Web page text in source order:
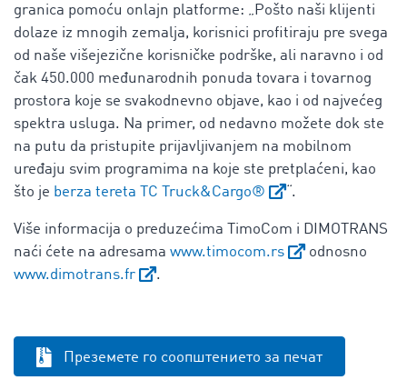
granica pomoću onlajn platforme: „Pošto naši klijenti
dolaze iz mnogih zemalja, korisnici profitiraju pre svega
od naše višejezične korisničke podrške, ali naravno i od
čak 450.000 međunarodnih ponuda tovara i tovarnog
prostora koje se svakodnevno objave, kao i od najvećeg
spektra usluga. Na primer, od nedavno možete dok ste
na putu da pristupite prijavljivanjem na mobilnom
uređaju svim programima na koje ste pretplaćeni, kao
što je berza tereta TC Truck&Cargo® “.
Više informacija o preduzećima TimoCom i DIMOTRANS
naći ćete na adresama www.timocom.rs
odnosno
www.dimotrans.fr
.
Преземете го соопштението за печат